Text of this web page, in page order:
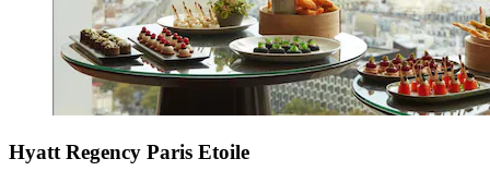
Hyatt Regency Paris Etoile